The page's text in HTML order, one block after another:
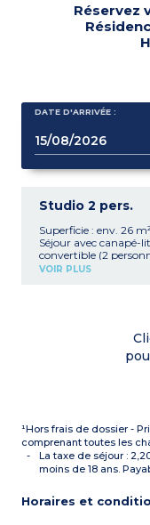
Réservez
DATE D'ARRIVÉE :
Studio 2 pers.
Superficie : env. 26 m²
Séjour avec canapé-lit
convertible (2
Kitchenette équipée
baignoire, sèche-
Balcon avec mobilier
VOIR PLUS
¹Hors frais de dossier -
comprenant toutes les
La taxe de séjour :
moins de 18 ans.
Horaires et